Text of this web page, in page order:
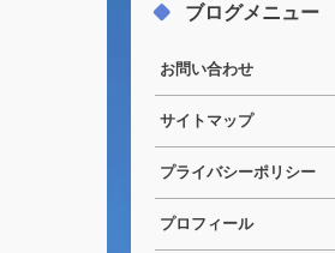
ブログメニュー
お問い合わせ
サイトマップ
プライバシーポリシー
プロフィール